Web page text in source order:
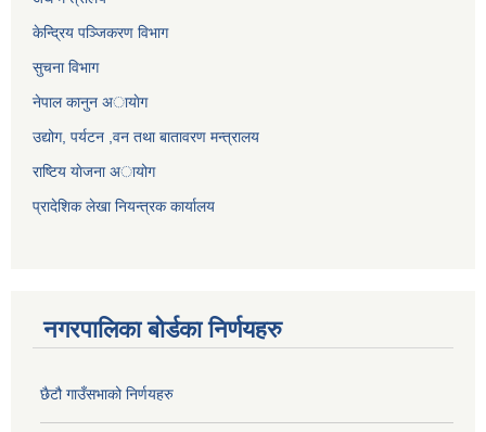
केन्द्रिय पञ्जिकरण विभाग
सुचना विभाग
नेपाल कानुन अायाेग
उद्योग, पर्यटन ,वन तथा बातावरण मन्त्रालय
राष्टिय याेजना अायोग
प्रादेशिक लेखा नियन्त्रक कार्यालय
नगरपालिका बोर्डका निर्णयहरु
छैटौ गाउँसभाको निर्णयहरु